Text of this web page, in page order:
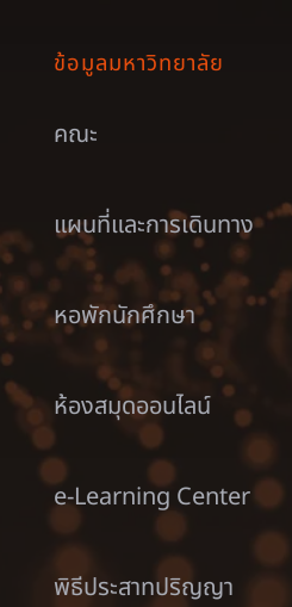
ข้อมูลมหาวิทยาลัย
คณะ
แผนที่และการเดินทาง
หอพักนักศึกษา
ห้องสมุดออนไลน์
e-Learning Center
พิธีประสาทปริญญา